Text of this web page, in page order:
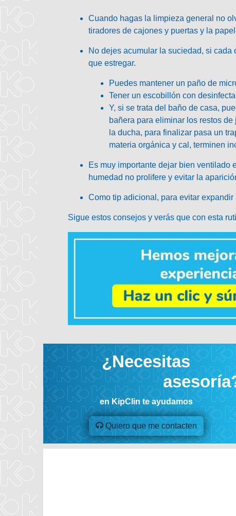
Cuando hagas la limpieza general no
tiradores de cajones y puertas y la
No dejes acumular la suciedad, si cada
que estregar.
Puedes mantener un paño de
Tener un escobillón con
Y, si se trata del baño de casa,
bañera para eliminar los restos
la ducha, para finalizar pasa un
materia orgánica y cal, terminen
Es muy importante dejar bien ventilado
humedad no prolifere y evitar la
Como tip adicional, para evitar
Sigue estos consejos y verás que con esta
¿Necesitas
en KipClin te ayudamos
Quiero que me contacten